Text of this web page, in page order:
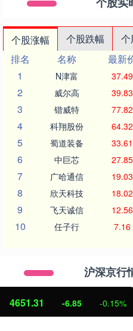
个股涨幅 个股跌幅 个
排名
名称 最新
1
N津富 37.49
2 威尔高 39.83
3 锴威特 77.82
4 科翔股份 64.32
5 蜀道装备 33.61
6 中巨芯 27.85
7 广哈通信 19.03
8 欣天科技 18.02
9 飞天诚信 12.56
10 任子行 7.16
沪深京行
北证50 1122.88